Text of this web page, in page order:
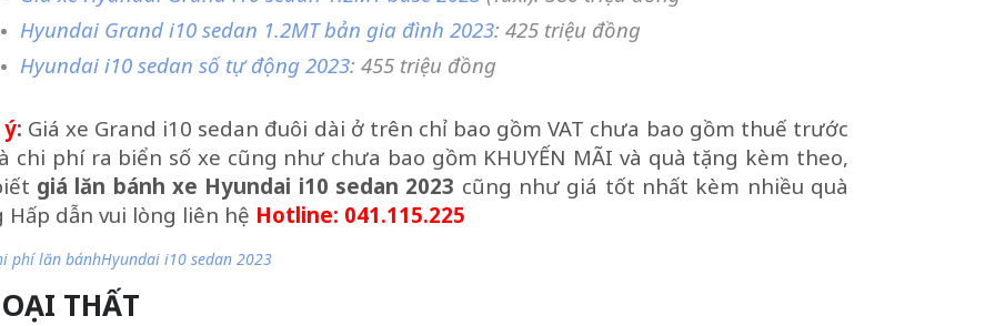
Hyundai Grand i10 sedan 1.2MT bản gia đình 2023: 425 triệu đồng
Hyundai i10 sedan số tự động 2023: 455 triệu đồng
: Giá xe Grand i10 sedan đuôi dài ở trên chỉ bao gồm VAT chưa bao gồm thuế trước
chi phí ra biển số xe cũng như chưa bao gồm KHUYẾN MÃI và quà tặng kèm theo,
giá lăn bánh xe Hyundai i10 sedan 2023 cũng như giá tốt nhất kèm nhiều quà
Hấp dẫn vui lòng liên hệ Hotline: 041.115.225
phí lăn bánhHyundai i10 sedan 2023
THẤT